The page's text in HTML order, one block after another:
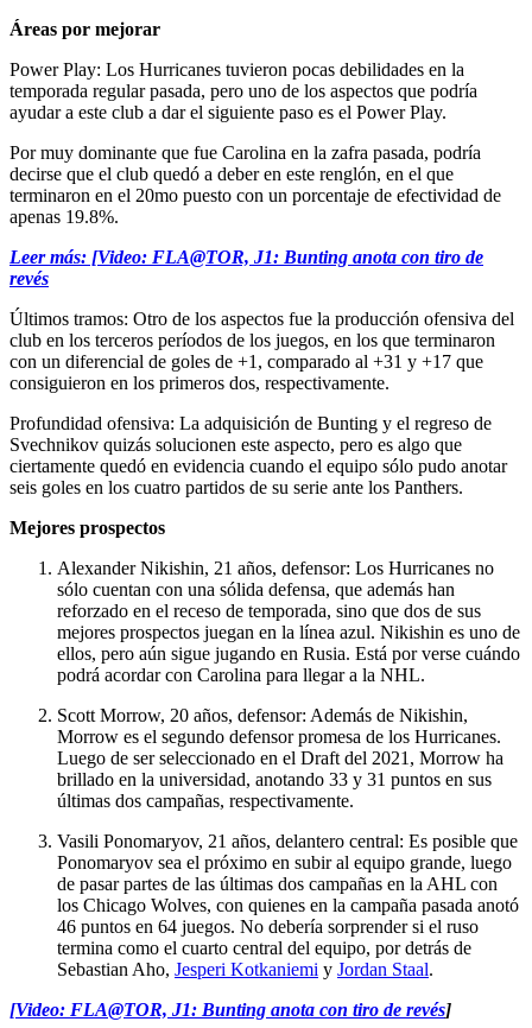
Áreas por mejorar
Power Play: Los Hurricanes tuvieron pocas debilidades en la
temporada regular pasada, pero uno de los aspectos que podría
ayudar a este club a dar el siguiente paso es el Power Play.
Por muy dominante que fue Carolina en la zafra pasada, podría
decirse que el club quedó a deber en este renglón, en el que
terminaron en el 20mo puesto con un porcentaje de efectividad de
apenas 19.8%.
Leer más: [Video: FLA@TOR, J1: Bunting anota con tiro de
revés
Últimos tramos: Otro de los aspectos fue la producción ofensiva del
club en los terceros períodos de los juegos, en los que terminaron
con un diferencial de goles de +1, comparado al +31 y +17 que
consiguieron en los primeros dos, respectivamente.
Profundidad ofensiva: La adquisición de Bunting y el regreso de
Svechnikov quizás solucionen este aspecto, pero es algo que
ciertamente quedó en evidencia cuando el equipo sólo pudo anotar
seis goles en los cuatro partidos de su serie ante los Panthers.
Mejores prospectos
Alexander Nikishin, 21 años, defensor: Los Hurricanes no
sólo cuentan con una sólida defensa, que además han
reforzado en el receso de temporada, sino que dos de sus
mejores prospectos juegan en la línea azul. Nikishin es uno de
ellos, pero aún sigue jugando en Rusia. Está por verse cuándo
podrá acordar con Carolina para llegar a la NHL.
Scott Morrow, 20 años, defensor: Además de Nikishin,
Morrow es el segundo defensor promesa de los Hurricanes.
Luego de ser seleccionado en el Draft del 2021, Morrow ha
brillado en la universidad, anotando 33 y 31 puntos en sus
últimas dos campañas, respectivamente.
Vasili Ponomaryov, 21 años, delantero central: Es posible que
Ponomaryov sea el próximo en subir al equipo grande, luego
de pasar partes de las últimas dos campañas en la AHL con
los Chicago Wolves, con quienes en la campaña pasada anotó
46 puntos en 64 juegos. No debería sorprender si el ruso
termina como el cuarto central del equipo, por detrás de
Sebastian Aho, Jesperi Kotkaniemi y Jordan Staal.
[Video: FLA@TOR, J1: Bunting anota con tiro de revés]